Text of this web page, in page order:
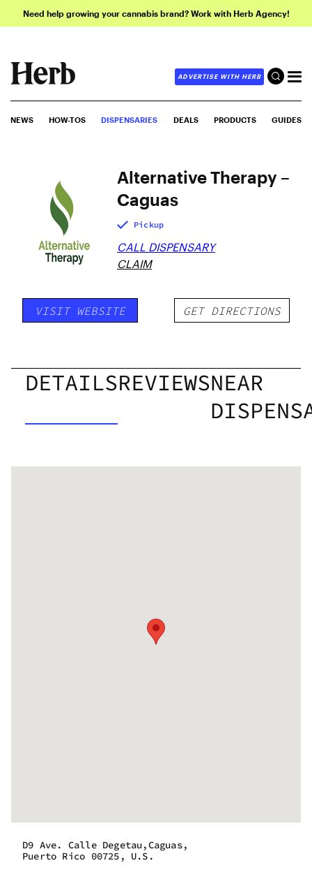
Need help growing your cannabis brand? Work with Herb Agency!
ADVERTISE WITH HERB
NEWS HOW-TOS DISPENSARIES DEALS PRODUCTS GUIDES
Alternative Therapy –
Caguas
Pickup
CALL DISPENSARY
CLAIM
VISIT WEBSITE GET DIRECTIONS
DETAILSREVIEWSNEAR
D9 Ave. Calle Degetau,Caguas,
Puerto Rico 00725, U.S.